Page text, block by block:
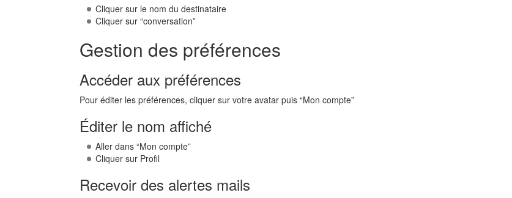
Cliquer sur le nom du destinataire
Cliquer sur “conversation”
Gestion des préférences
Accéder aux préférences
Pour éditer les préférences, cliquer sur votre avatar puis “Mon compte”
Éditer le nom affiché
Aller dans “Mon compte”
Cliquer sur Profil
Recevoir des alertes mails